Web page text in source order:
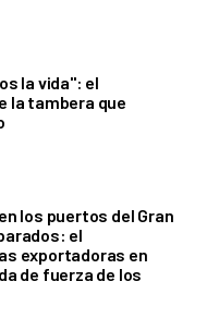
la vida": el
la tambera que
los puertos del Gran
el
exportadoras en
de fuerza de los